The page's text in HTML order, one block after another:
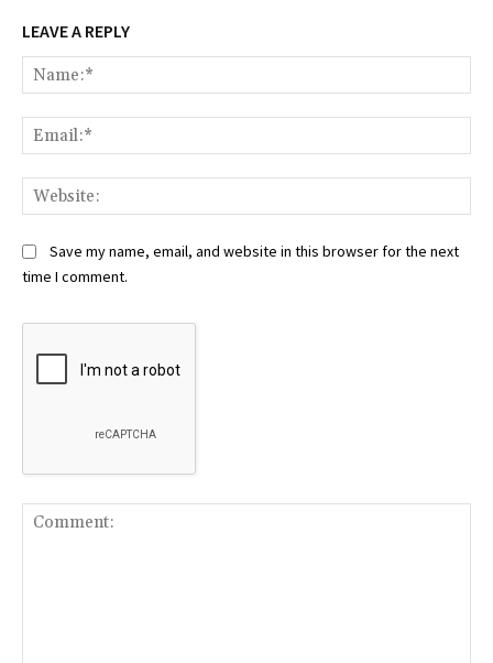
LEAVE A REPLY
Save my name, email, and website in this browser for the next
time I comment.